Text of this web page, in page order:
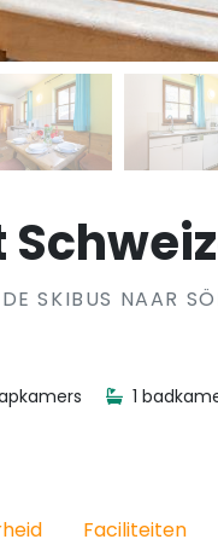
SKIBUS NAAR
1
Faciliteiten